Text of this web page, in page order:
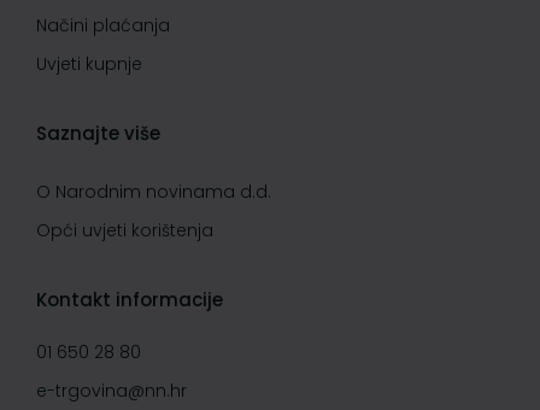
Načini plaćanja
Uvjeti kupnje
Saznajte više
O Narodnim novinama d.d.
Opći uvjeti korištenja
Kontakt informacije
01 650 28 80
e-trgovina@nn.hr